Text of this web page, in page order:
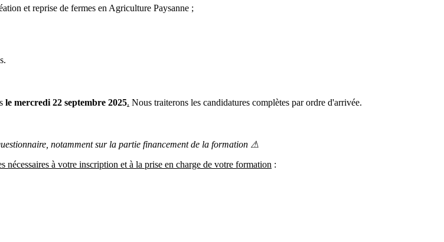
et reprise de fermes en Agriculture Paysanne ;
le mercredi 22 septembre 2025. Nous traiterons les candidatures complètes par ordre d'arrivée.
notamment sur la partie financement de la formation ⚠
nécessaires à votre inscription et à la prise en charge de votre formation :